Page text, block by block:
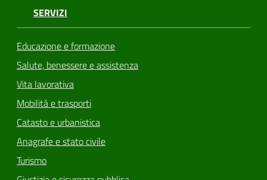
SERVIZI
Educazione e formazione
Salute, benessere e assistenza
Vita lavorativa
Mobilità e trasporti
Catasto e urbanistica
Anagrafe e stato civile
Turismo